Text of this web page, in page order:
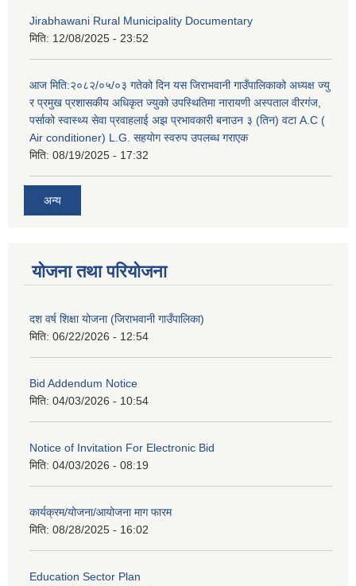
Jirabhawani Rural Municipality Documentary
मिति: 12/08/2025 - 23:52
आज मिति:२०८२/०५/०३ गतेको दिन यस जिराभवानी गाउँपालिकाको अध्यक्ष ज्यु
र प्रमुख प्रशासकीय अधिकृत ज्युको उपस्थितिमा नारायणी अस्पताल वीरगंज,
पर्साको स्वास्थ्य सेवा प्रवाहलाई अझ प्रभावकारी बनाउन ३ (तिन) वटा A.C (
Air conditioner) L.G. सहयाेग स्वरुप उपलब्ध गराएक
मिति: 08/19/2025 - 17:32
अन्य
योजना तथा परियोजना
दश वर्ष शिक्षा योजना (जिराभवानी गाउँपालिका)
मिति: 06/22/2026 - 12:54
Bid Addendum Notice
मिति: 04/03/2026 - 10:54
Notice of Invitation For Electronic Bid
मिति: 04/03/2026 - 08:19
कार्यक्रम/योजना/आयोजना माग फारम
मिति: 08/28/2025 - 16:02
Education Sector Plan